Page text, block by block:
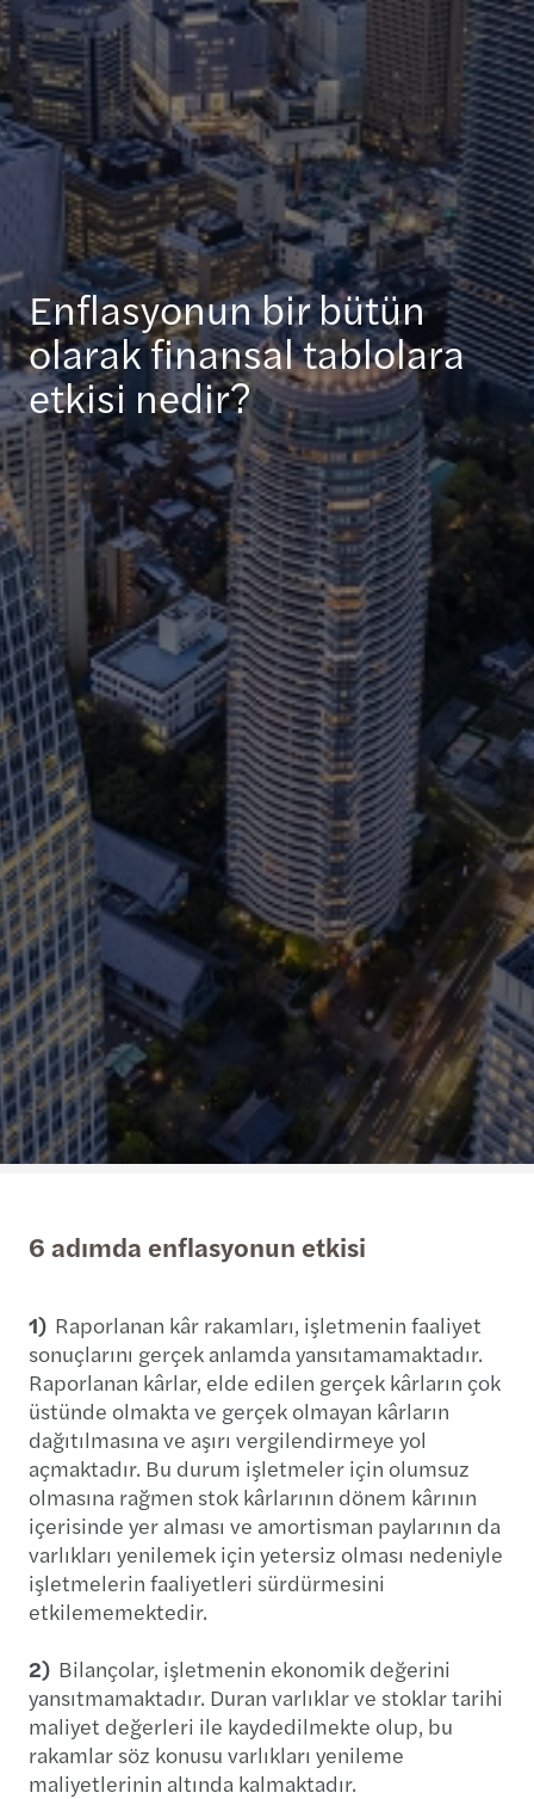
Enflasyonun bir bütün
olarak finansal tablolara
etkisi nedir?
6 adımda enflasyonun etkisi
1) Raporlanan kâr rakamları, işletmenin faaliyet
sonuçlarını gerçek anlamda yansıtamamaktadır.
Raporlanan kârlar, elde edilen gerçek kârların çok
üstünde olmakta ve gerçek olmayan kârların
dağıtılmasına ve aşırı vergilendirmeye yol
açmaktadır. Bu durum işletmeler için olumsuz
olmasına rağmen stok kârlarının dönem kârının
içerisinde yer alması ve amortisman paylarının da
varlıkları yenilemek için yetersiz olması nedeniyle
işletmelerin faaliyetleri sürdürmesini
etkilememektedir.
2) Bilançolar, işletmenin ekonomik değerini
yansıtmamaktadır. Duran varlıklar ve stoklar tarihi
maliyet değerleri ile kaydedilmekte olup, bu
rakamlar söz konusu varlıkları yenileme
maliyetlerinin altında kalmaktadır.